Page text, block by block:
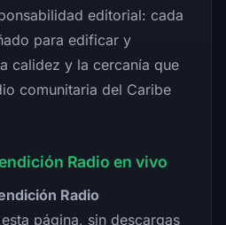
editorial: cada
para edificar y
calidez y la cercanía que
comunitaria del Caribe
Radio en vivo
Radio
página, sin descargas